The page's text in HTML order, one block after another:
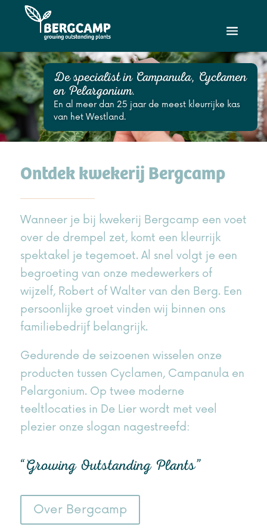
De specialist in Campanula, Cyclamen
en Pelargonium.
En al meer dan 25 jaar de meest kleurrijke kas
van het Westland.
Ontdek kwekerij Bergcamp
Wanneer je bij kwekerij Bergcamp een voet
over de drempel zet, komt een kleurrijk
spektakel je tegemoet. Al snel volgt je een
begroeting van onze medewerkers of
wijzelf, Robert of Walter van den Berg. Een
persoonlijke groet vinden wij binnen ons
familiebedrijf belangrijk.
Gedurende de seizoenen wisselen onze
producten tussen Cyclamen, Campanula en
Pelargonium. Op twee moderne
teeltlocaties in De Lier wordt met veel
plezier onze slogan nagestreefd:
“Growing Outstanding Plants”
Over Bergcamp